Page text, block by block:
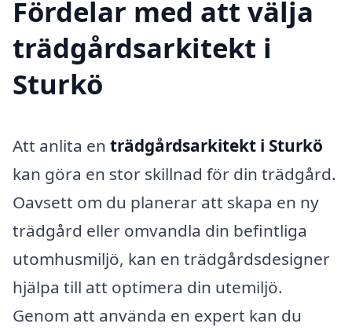
Fördelar med att välja
trädgårdsarkitekt i
Sturkö
Att anlita en trädgårdsarkitekt i Sturkö
kan göra en stor skillnad för din trädgård.
Oavsett om du planerar att skapa en ny
trädgård eller omvandla din befintliga
utomhusmiljö, kan en trädgårdsdesigner
hjälpa till att optimera din utemiljö.
Genom att använda en expert kan du